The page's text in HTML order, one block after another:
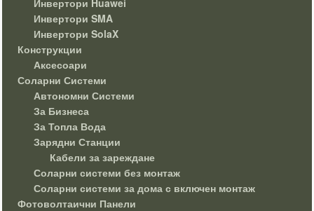
Инвертори SMA
Инвертори SolaX
Конструкции
Аксесоари
Соларни Системи
Автономни Системи
За Бизнеса
За Топла Вода
Зарядни Станции
Кабели за зареждане
Соларни системи без монтаж
Соларни системи за дома с включен монтаж
Фотоволтаични Панели